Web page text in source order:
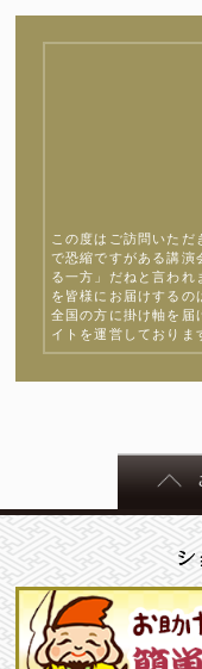
この度はご訪問いた
で恐縮ですがある講演
る一方」だねと言われ
を皆様にお届けするの
全国の方に掛け軸を届
イトを運営しておりま